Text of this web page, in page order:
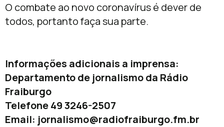
O combate ao novo coronavírus é dever de
todos, portanto faça sua parte.
Informações adicionais a imprensa:
Departamento de jornalismo da Rádio
Fraiburgo
Telefone 49 3246-2507
Email: jornalismo@radiofraiburgo.fm.br